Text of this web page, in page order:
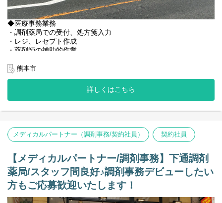
◆医療事務業務
・調剤薬局での受付、処方箋入力
・レジ、レセプト作成
・薬剤師の補助的作業
◆レセコン
現在はノアを利用中ですが、EMへの変更の予定がございます。
＜店舗状況＞
◆処方箋枚数 30～40枚／日
◆管理薬剤師：40代女性
◆メディカルパートナー(事務)：1人
【その他の補足事項】
1) 従事すべき業務の変更の範囲
変更なし
2) 就業場所の変更の範囲
転勤の可能性あり（通勤可能範囲）
熊本市
詳しくはこちら
メディカルパートナー（調剤事務/契約社員） 契約社員
【メディカルパートナー/調剤事務】下通調剤
薬局/スタッフ間良好♪調剤事務デビューしたい
方もご応募歓迎いたします！